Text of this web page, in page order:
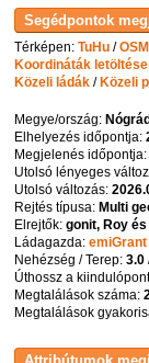
Térképen:TuHu /OSM
Koordináták letöltése
Közeli ládák / Közeli
Megye/ország: Nógrád
Elhelyezés időpontja:
Megjelenés
Utolsó lényeges
Utolsó változás:
Rejtés típusa: Multi
Elrejtők:gonit, Roy
Ládagazda:emiGrant
Nehézség / Terep:3.0
Úthossz a
Megtalálások száma:
Megtalálások